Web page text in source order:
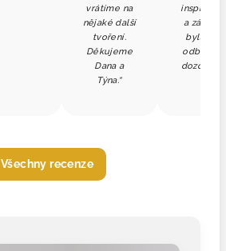
vrátíme na
nějaké další
tvoření.
Děkujeme
Dana a
Týna.“
a zároveň
byla pod
Všechny recenze